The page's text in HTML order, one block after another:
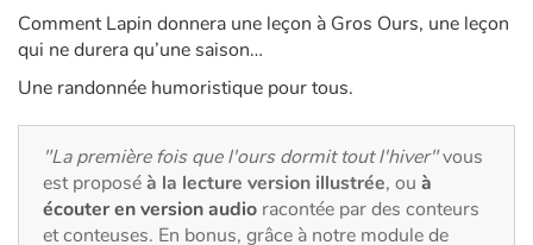
Autour du monde
Apprentissage
Documentaires
Comment Lapin donnera une leçon à Gros Ours, une leçon
qui ne durera qu’une saison…
Une randonnée humoristique pour tous.
"La première fois que l'ours dormit tout l'hiver"vous
est proposéà la lecture version illustrée, ou à
écouter en version audio racontée par des conteurs
et conteuses. En bonus, grâce à notre module de